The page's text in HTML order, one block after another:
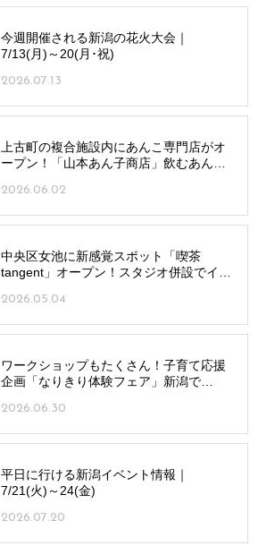
今週開催される新潟の花火大会｜
7/13(月)～20(月･祝)
2026.07.13
上古町の複合施設内にあんこ専門店がオ
ープン！「山本あん子商店」飲むあん
2026.06.02
中央区女池に新感覚スポット「喫茶
tangent」オープン！スタジオ併設でイベ
2026.05.04
ワークショップもたくさん！子育て応援
企画「なりきり体験フェア」新潟で
2026.06.30
平日に行ける新潟イベント情報｜
7/21(火)～24(金)
2026.07.20